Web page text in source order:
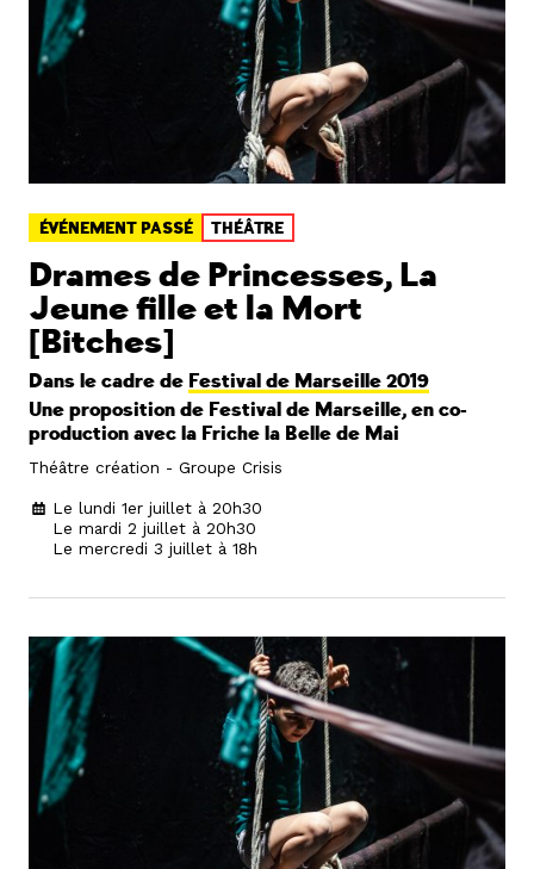
ÉVÉNEMENT PASSÉ THÉÂTRE
Drames de Princesses, La
Jeune fille et la Mort
[Bitches]
Dans le cadre de Festival de Marseille 2019
Une proposition de Festival de Marseille, en co-
production avec la Friche la Belle de Mai
Théâtre création - Groupe Crisis
Le lundi 1er juillet à 20h30
Le mardi 2 juillet à 20h30
Le mercredi 3 juillet à 18h